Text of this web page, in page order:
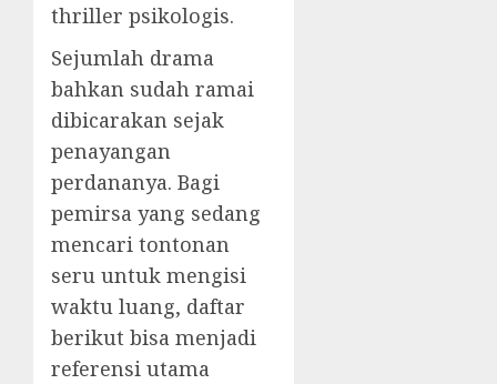
thriller psikologis.
Sejumlah drama
bahkan sudah ramai
dibicarakan sejak
penayangan
perdananya. Bagi
pemirsa yang sedang
mencari tontonan
seru untuk mengisi
waktu luang, daftar
berikut bisa menjadi
referensi utama